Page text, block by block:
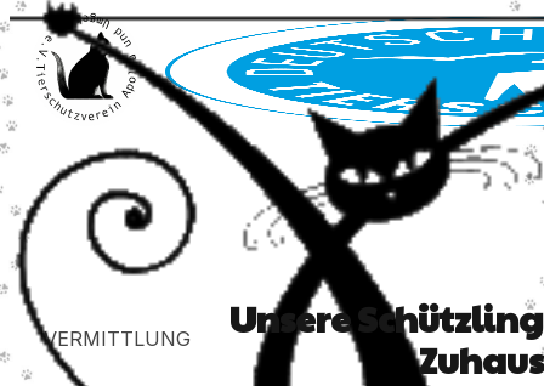
VERMITTLUNG
Unsere